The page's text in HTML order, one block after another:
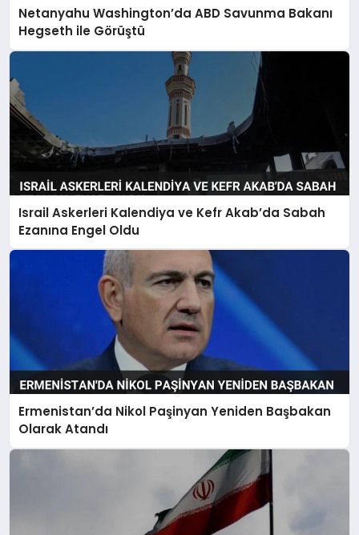
Netanyahu Washington’da ABD Savunma Bakanı
Hegseth ile Görüştü
Israil Askerleri Kalendiya ve Kefr Akab’da Sabah
Ezanına Engel Oldu
Ermenistan’da Nikol Paşinyan Yeniden Başbakan
Olarak Atandı